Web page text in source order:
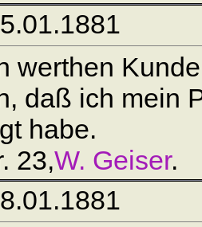
werthen
daß ich mein
habe.
23,W. Geiser.